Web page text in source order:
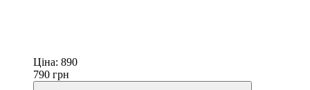
Ціна: 890
790 грн